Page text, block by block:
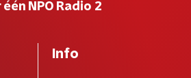
één NPO Radio 2
Info